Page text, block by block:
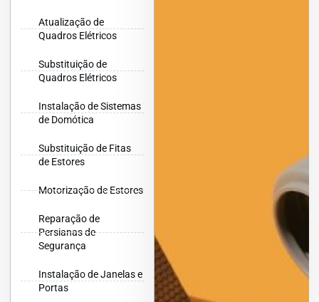
Atualização de
Quadros Elétricos
Substituição de
Quadros Elétricos
Instalação de Sistemas
de Domótica
Substituição de Fitas
de Estores
Motorização de Estores
Reparação de
Persianas de
Segurança
Instalação de Janelas e
Portas